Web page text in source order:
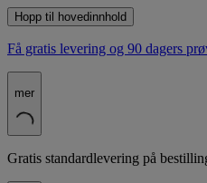
Hopp til hovedinnhold
Få gratis levering og 90 dagers
mer
Gratis standardlevering på